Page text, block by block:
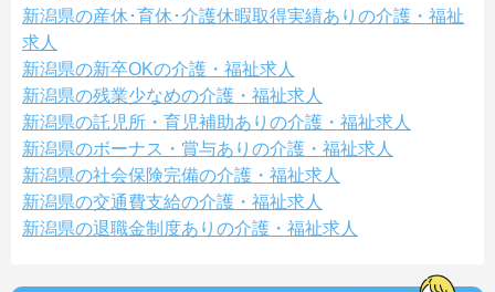
新潟県の産休･育休･介護休暇取得実績ありの介護・福祉
求人
新潟県の新卒OKの介護・福祉求人
新潟県の残業少なめの介護・福祉求人
新潟県の託児所・育児補助ありの介護・福祉求人
新潟県のボーナス・賞与ありの介護・福祉求人
新潟県の社会保険完備の介護・福祉求人
新潟県の交通費支給の介護・福祉求人
新潟県の退職金制度ありの介護・福祉求人